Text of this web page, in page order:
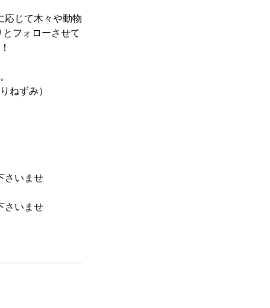
応じて木々や動物
フォローさせて
ねずみ）
さいませ
さいませ